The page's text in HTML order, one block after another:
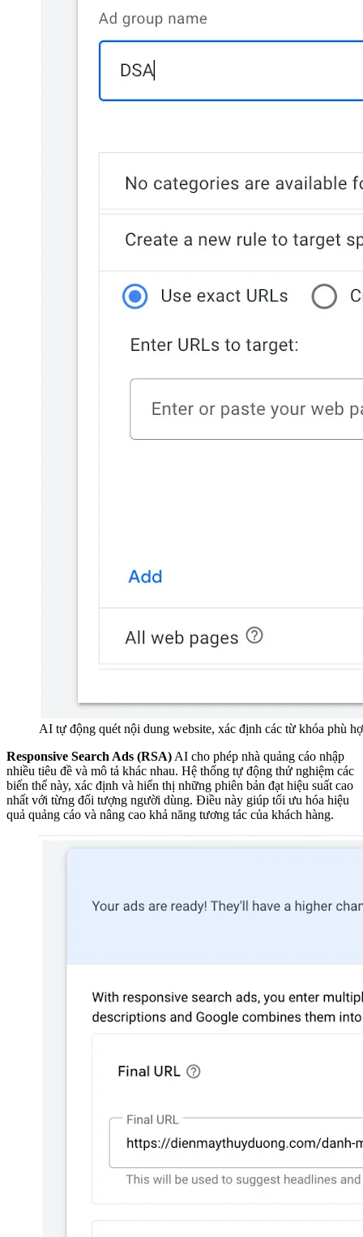
AI tự động quét nội dung website, xác định các từ khóa phù
Responsive Search Ads (RSA) AI cho phép nhà quảng cáo nhập
nhiều tiêu đề và mô tả khác nhau. Hệ thống tự động thử nghiệm các
biến thể này, xác định và hiển thị những phiên bản đạt hiệu suất cao
nhất với từng đối tượng người dùng. Điều này giúp tối ưu hóa hiệu
quả quảng cáo và nâng cao khả năng tương tác của khách hàng.